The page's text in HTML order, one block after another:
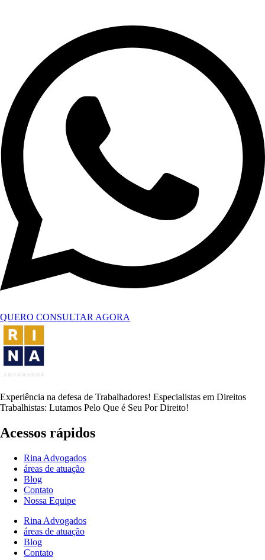
QUERO CONSULTAR AGORA
Experiência na defesa de Trabalhadores! Especialistas em Direitos
Trabalhistas: Lutamos Pelo Que é Seu Por Direito!
Acessos rápidos
Rina Advogados
áreas de atuação
Blog
Contato
Nossa Equipe
Rina Advogados
áreas de atuação
Blog
Contato